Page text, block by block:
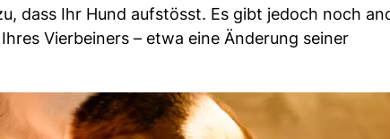
dass Ihr Hund aufstösst. Es gibt jedoch noch
Vierbeiners – etwa eine Änderung seiner